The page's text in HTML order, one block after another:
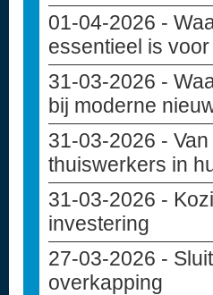
01-04-2026 -
essentieel is
31-03-2026 -
bij moderne
31-03-2026 -
thuiswerkers in
31-03-2026 -
investering
27-03-2026 -
overkapping